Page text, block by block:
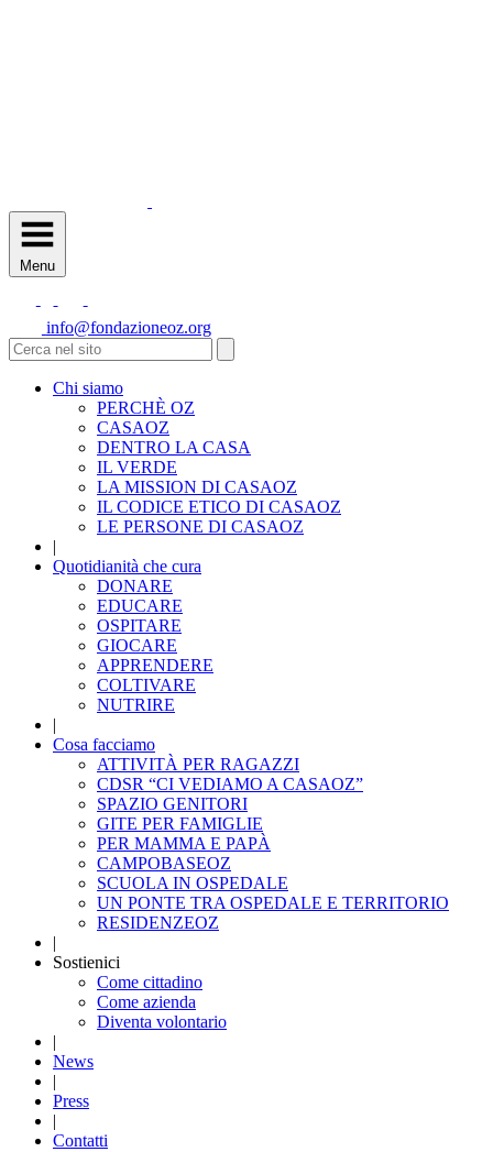
Menu
info@fondazioneoz.org
Chi siamo
PERCHÈ OZ
CASAOZ
DENTRO LA CASA
IL VERDE
LA MISSION DI CASAOZ
IL CODICE ETICO DI CASAOZ
LE PERSONE DI CASAOZ
|
Quotidianità che cura
DONARE
EDUCARE
OSPITARE
GIOCARE
APPRENDERE
COLTIVARE
NUTRIRE
|
Cosa facciamo
ATTIVITÀ PER RAGAZZI
CDSR “CI VEDIAMO A CASAOZ”
SPAZIO GENITORI
GITE PER FAMIGLIE
PER MAMMA E PAPÀ
CAMPOBASEOZ
SCUOLA IN OSPEDALE
UN PONTE TRA OSPEDALE E TERRITORIO
RESIDENZEOZ
|
Sostienici
Come cittadino
Come azienda
Diventa volontario
|
News
|
Press
|
Contatti